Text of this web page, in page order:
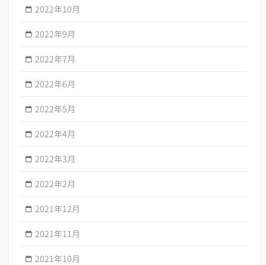
2022年10月
2022年9月
2022年7月
2022年6月
2022年5月
2022年4月
2022年3月
2022年2月
2021年12月
2021年11月
2021年10月